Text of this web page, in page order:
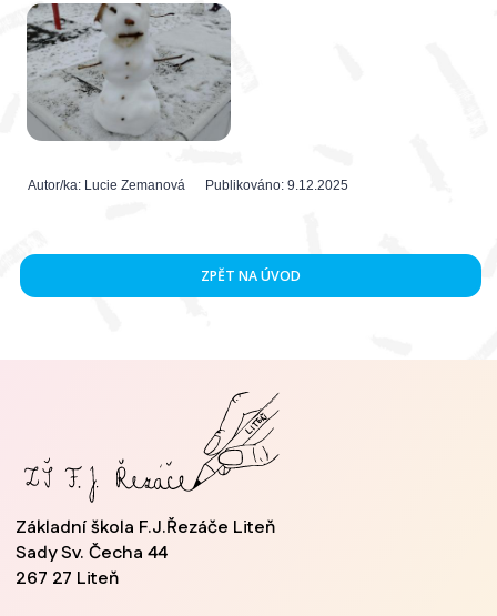
Autor/ka: Lucie Zemanová Publikováno: 9.12.2025
ZPĚT NA ÚVOD
Základní škola F.J.Řezáče Liteň
Sady Sv. Čecha 44
267 27 Liteň